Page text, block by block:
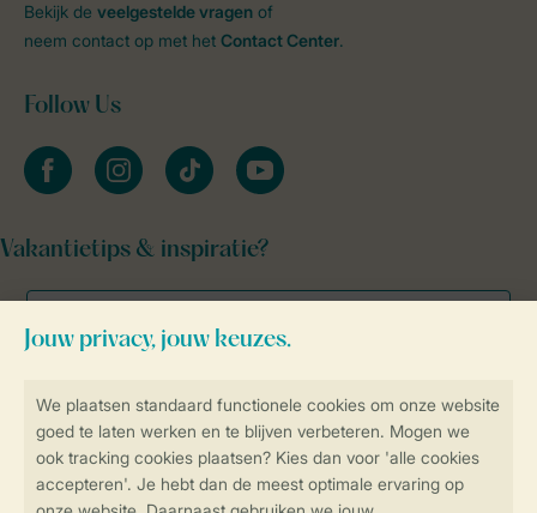
Veilig en snel online boeken
Veilige gegevensoverdracht
Bekijk de veelgestelde vragen of
neem contact op met het Contact Center.
Follow Us
facebookinstagramtiktok youtube
Vakantietips & inspiratie?